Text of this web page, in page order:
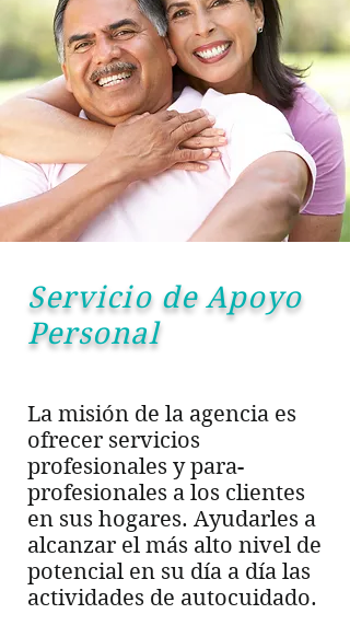
Servicio de Apoyo
Personal
La misión de la agencia es
ofrecer servicios
profesionales y para-
profesionales a los clientes
en sus hogares. Ayudarles a
alcanzar el más alto nivel de
potencial en su día a día las
actividades de autocuidado.